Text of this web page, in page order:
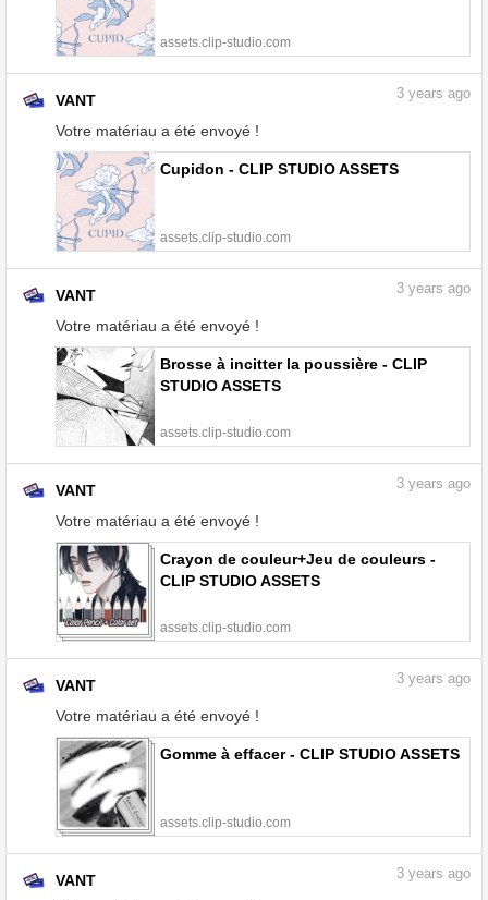
assets.clip-studio.com
VANT
Votre matériau a été envoyé !
3 years ago
Cupidon - CLIP STUDIO ASSETS
assets.clip-studio.com
VANT
Votre matériau a été envoyé !
3 years ago
Brosse à incitter la poussière - CLIP
STUDIO ASSETS
assets.clip-studio.com
VANT
Votre matériau a été envoyé !
3 years ago
Crayon de couleur+Jeu de couleurs -
CLIP STUDIO ASSETS
assets.clip-studio.com
VANT
Votre matériau a été envoyé !
3 years ago
Gomme à effacer - CLIP STUDIO ASSETS
assets.clip-studio.com
VANT
3 years ago